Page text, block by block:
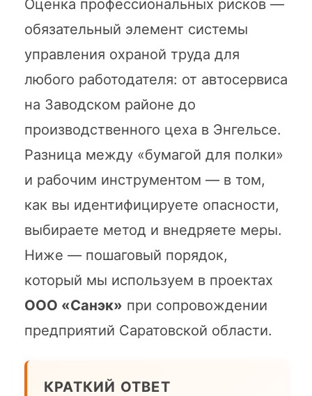
Оценка профессиональных рисков —
обязательный элемент системы
управления охраной труда для
любого работодателя: от автосервиса
на Заводском районе до
производственного цеха в Энгельсе.
Разница между «бумагой для полки»
и рабочим инструментом — в том,
как вы идентифицируете опасности,
выбираете метод и внедряете меры.
Ниже — пошаговый порядок,
который мы используем в проектах
ООО «Санэк» при сопровождении
предприятий Саратовской области.
КРАТКИЙ ОТВЕТ